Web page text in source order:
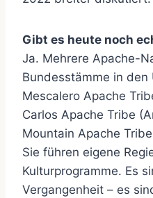
Gibt es heute noch
Ja. Mehrere Apache-
Bundesstämme in den
Mescalero Apache
Carlos Apache Tribe
Mountain Apache
Sie führen eigene
Kulturprogramme. Es
Vergangenheit – es